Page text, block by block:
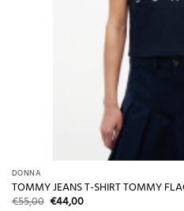
DONNA
TOMMY JEANS T-SHIRT TOMMY
€55,00 Il
€44,00Il